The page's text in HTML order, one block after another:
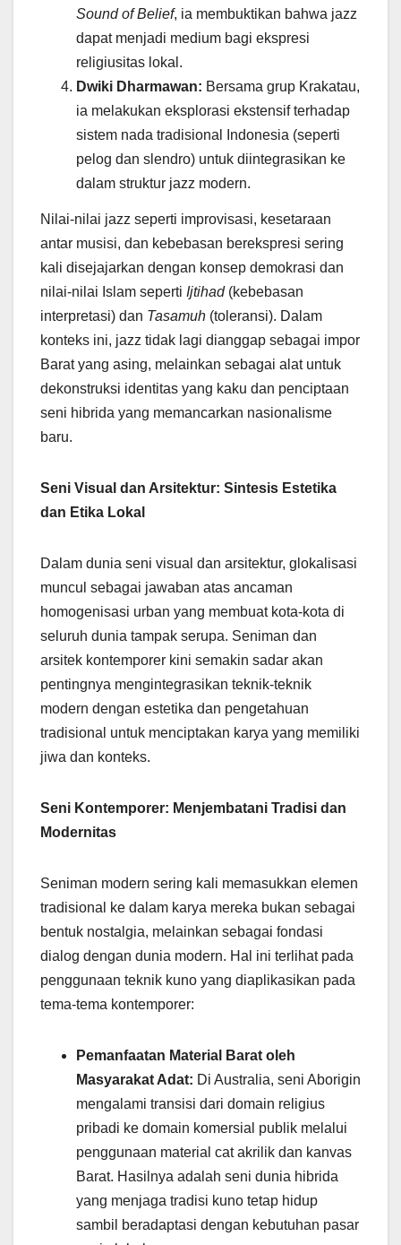
Sound of Belief, ia membuktikan bahwa jazz
dapat menjadi medium bagi ekspresi
religiusitas lokal.
Dwiki Dharmawan: Bersama grup Krakatau,
ia melakukan eksplorasi ekstensif terhadap
sistem nada tradisional Indonesia (seperti
pelog dan slendro) untuk diintegrasikan ke
dalam struktur jazz modern.
Nilai-nilai jazz seperti improvisasi, kesetaraan
antar musisi, dan kebebasan berekspresi sering
kali disejajarkan dengan konsep demokrasi dan
nilai-nilai Islam seperti Ijtihad(kebebasan
interpretasi) dan Tasamuh (toleransi). Dalam
konteks ini, jazz tidak lagi dianggap sebagai impor
Barat yang asing, melainkan sebagai alat untuk
dekonstruksi identitas yang kaku dan penciptaan
seni hibrida yang memancarkan nasionalisme
baru.
Seni Visual dan Arsitektur: Sintesis Estetika
dan Etika Lokal
Dalam dunia seni visual dan arsitektur, glokalisasi
muncul sebagai jawaban atas ancaman
homogenisasi urban yang membuat kota-kota di
seluruh dunia tampak serupa. Seniman dan
arsitek kontemporer kini semakin sadar akan
pentingnya mengintegrasikan teknik-teknik
modern dengan estetika dan pengetahuan
tradisional untuk menciptakan karya yang memiliki
jiwa dan konteks.
Seni Kontemporer: Menjembatani Tradisi dan
Modernitas
Seniman modern sering kali memasukkan elemen
tradisional ke dalam karya mereka bukan sebagai
bentuk nostalgia, melainkan sebagai fondasi
dialog dengan dunia modern. Hal ini terlihat pada
penggunaan teknik kuno yang diaplikasikan pada
tema-tema kontemporer:
Pemanfaatan Material Barat oleh
Masyarakat Adat: Di Australia, seni Aborigin
mengalami transisi dari domain religius
pribadi ke domain komersial publik melalui
penggunaan material cat akrilik dan kanvas
Barat. Hasilnya adalah seni dunia hibrida
yang menjaga tradisi kuno tetap hidup
sambil beradaptasi dengan kebutuhan pasar